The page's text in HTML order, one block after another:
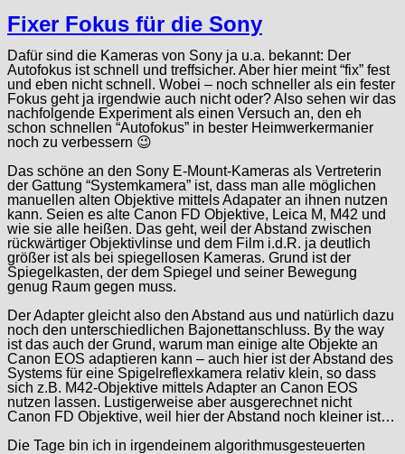
Fixer Fokus für die Sony
Dafür sind die Kameras von Sony ja u.a. bekannt: Der
Autofokus ist schnell und treffsicher. Aber hier meint “fix” fest
und eben nicht schnell. Wobei – noch schneller als ein fester
Fokus geht ja irgendwie auch nicht oder? Also sehen wir das
nachfolgende Experiment als einen Versuch an, den eh
schon schnellen “Autofokus” in bester Heimwerkermanier
noch zu verbessern 😉
Das schöne an den Sony E-Mount-Kameras als Vertreterin
der Gattung “Systemkamera” ist, dass man alle möglichen
manuellen alten Objektive mittels Adapater an ihnen nutzen
kann. Seien es alte Canon FD Objektive, Leica M, M42 und
wie sie alle heißen. Das geht, weil der Abstand zwischen
rückwärtiger Objektivlinse und dem Film i.d.R. ja deutlich
größer ist als bei spiegellosen Kameras. Grund ist der
Spiegelkasten, der dem Spiegel und seiner Bewegung
genug Raum gegen muss.
Der Adapter gleicht also den Abstand aus und natürlich dazu
noch den unterschiedlichen Bajonettanschluss. By the way
ist das auch der Grund, warum man einige alte Objekte an
Canon EOS adaptieren kann – auch hier ist der Abstand des
Systems für eine Spigelreflexkamera relativ klein, so dass
sich z.B. M42-Objektive mittels Adapter an Canon EOS
nutzen lassen. Lustigerweise aber ausgerechnet nicht
Canon FD Objektive, weil hier der Abstand noch kleiner ist…
Die Tage bin ich in irgendeinem algorithmusgesteuerten